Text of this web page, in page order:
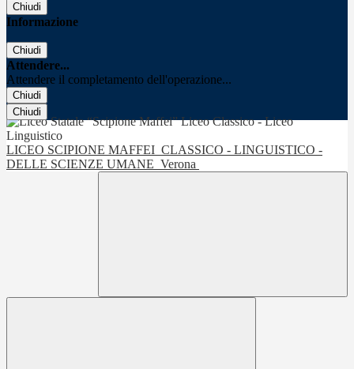
Chiudi
Informazione
Chiudi
Attendere...
Attendere il completamento dell'operazione...
Chiudi
Chiudi
LICEO SCIPIONE MAFFEI CLASSICO - LINGUISTICO -
DELLE SCIENZE UMANE Verona